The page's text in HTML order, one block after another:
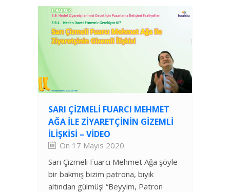
SARI ÇIZMELI FUARCI MEHMET
AĞA ILE ZIYARETÇININ GIZEMLI
İLIŞKISI – VIDEO
On 17 Mayıs 2020
Sarı Çizmeli Fuarcı Mehmet Ağa şöyle
bir bakmış bizim patrona, bıyık
altından gülmüş! “Beyyim, Patron